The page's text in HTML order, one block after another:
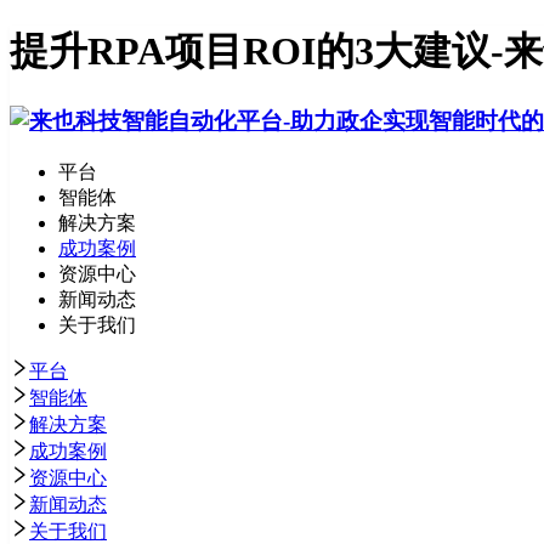
提升RPA项目ROI的3大建议-
平台
智能体
解决方案
成功案例
资源中心
新闻动态
关于我们
平台
智能体
解决方案
成功案例
资源中心
新闻动态
关于我们